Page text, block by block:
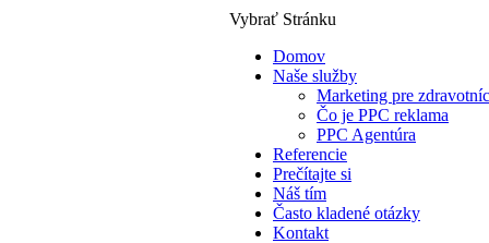
Vybrať Stránku
Domov
Naše služby
Marketing pre
Čo je PPC reklama
PPC Agentúra
Referencie
Prečítajte si
Náš tím
Často kladené otázky
Kontakt